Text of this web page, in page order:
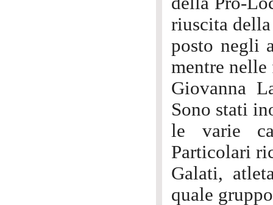
riuscita
posto negli
mentre
Giovanna
Sono stati
le varie
Particolari
Galati,
quale